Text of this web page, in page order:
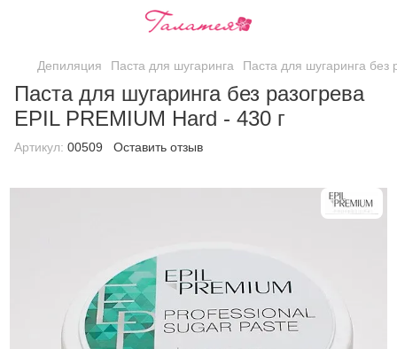
Депиляция Паста для шугаринга Паста для шугаринга без
Паста для шугаринга без разогрева
EPIL PREMIUM Hard - 430 г
Артикул: 00509 Оставить отзыв